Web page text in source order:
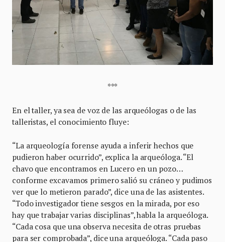
***
En el taller, ya sea de voz de las arqueólogas o de las
talleristas, el conocimiento fluye:
“La arqueología forense ayuda a inferir hechos que
pudieron haber ocurrido”, explica la arqueóloga. “El
chavo que encontramos en Lucero en un pozo…
conforme excavamos primero salió su cráneo y pudimos
ver que lo metieron parado”, dice una de las asistentes.
“Todo investigador tiene sesgos en la mirada, por eso
hay que trabajar varias disciplinas”, habla la arqueóloga.
“Cada cosa que una observa necesita de otras pruebas
para ser comprobada”, dice una arqueóloga. “Cada paso